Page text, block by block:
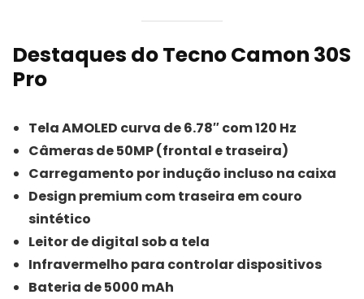
Destaques do Tecno Camon 30S
Pro
Tela AMOLED curva de 6.78″ com 120 Hz
Câmeras de 50MP (frontal e traseira)
Carregamento por indução incluso na caixa
Design premium com traseira em couro
sintético
Leitor de digital sob a tela
Infravermelho para controlar dispositivos
Bateria de 5000 mAh